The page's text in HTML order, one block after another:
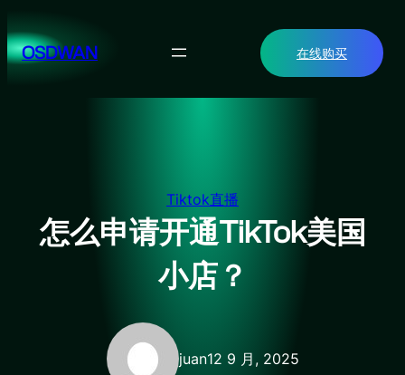
至
内OSDWAN 在线购买
Tiktok直播
怎么申请开通TikTok美国
小店？
juan12 9 月, 2025